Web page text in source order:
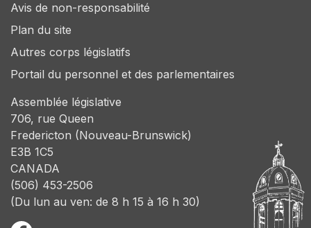
Avis de non-responsabilité
Plan du site
Autres corps législatifs
Portail du personnel et des parlementaires
Assemblée législative
706, rue Queen
Fredericton (Nouveau-Brunswick)
E3B 1C5
CANADA
(506) 453-2506
(Du lun au ven: de 8 h 15 à 16 h 30)